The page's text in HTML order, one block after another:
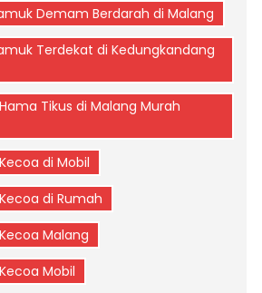
Demam Berdarah di Malang
Terdekat di Kedungkandang
Tikus di Malang Murah
di Mobil
di Rumah
Malang
Mobil